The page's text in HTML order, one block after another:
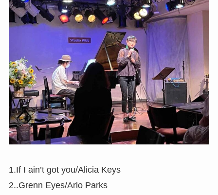
1.If I ain’t got you/Alicia Keys
2..Grenn Eyes/Arlo Parks